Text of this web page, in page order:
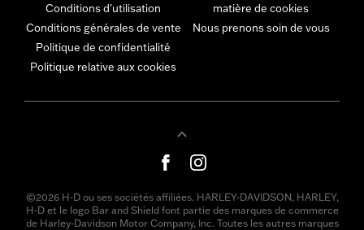
Conditions d'utilisation
Conditions générales de vente
Politique de confidentialité
Politique relative aux cookies
matière de cookies
Nous prenons soin de vous
©2026 H-D ou ses sociétés affiliées. HARLEY-DAVIDSON, HARLEY,
H-D et le logo Bar and Shield font partie des marques de commerce
de Harley-Davidson Motor Company, Inc. Toutes les autres marques